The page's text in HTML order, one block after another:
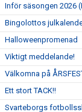
Inför säsongen 2026
Bingolottos
Halloweenpromenad
Viktigt meddelande!
Välkomna på
Ett stort TACK!!
Svarteborgs